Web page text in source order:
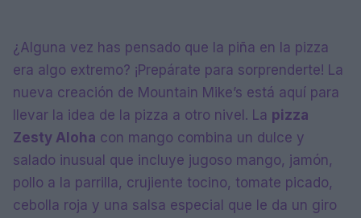
¿Alguna vez has pensado que la piña en la pizza
era algo extremo? ¡Prepárate para sorprenderte! La
nueva creación de Mountain Mike’s está aquí para
llevar la idea de la pizza a otro nivel. La pizza
Zesty Aloha con mango combina un dulce y
salado inusual que incluye jugoso mango, jamón,
pollo a la parrilla, crujiente tocino, tomate picado,
cebolla roja y una salsa especial que le da un giro